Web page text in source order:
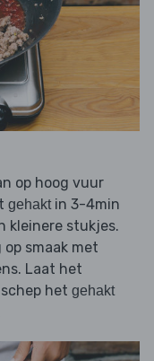
op hoog vuur
gehaktin 3-4min
kleinere stukjes.
smaak met
Laat het
het gehakt